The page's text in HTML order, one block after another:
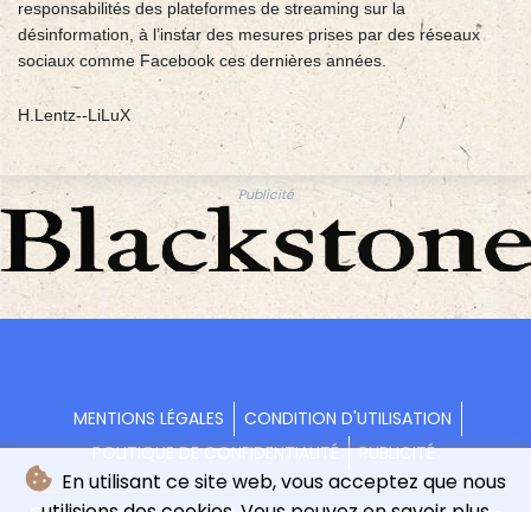
En utilisant ce site web, vous acceptez que nous
responsabilités des plateformes de streaming sur la
désinformation, à l’instar des mesures prises par des réseaux
sociaux comme Facebook ces dernières années.
H.Lentz--LiLuX
Publicité
MENTIONS LÉGALES
CONDITION D'UTILISATION
POLITIQUE DE CONFIDENTIALITÉ
PUBLICITÉ